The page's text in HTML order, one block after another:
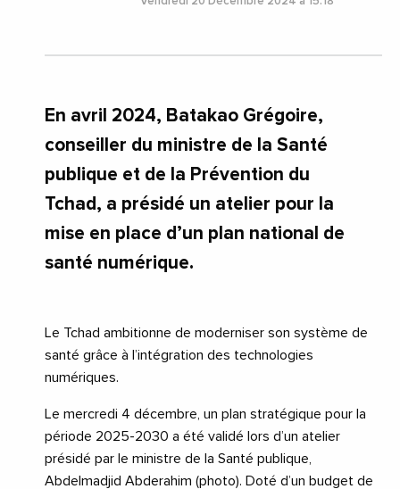
En avril 2024, Batakao Grégoire,
conseiller du ministre de la Santé
publique et de la Prévention du
Tchad, a présidé un atelier pour la
mise en place d’un plan national de
santé numérique.
Le Tchad ambitionne de moderniser son système de
santé grâce à l’intégration des technologies
numériques.
Le mercredi 4 décembre, un plan stratégique pour la
période 2025-2030 a été validé lors d’un atelier
présidé par le ministre de la Santé publique,
Abdelmadjid Abderahim (photo). Doté d’un budget de